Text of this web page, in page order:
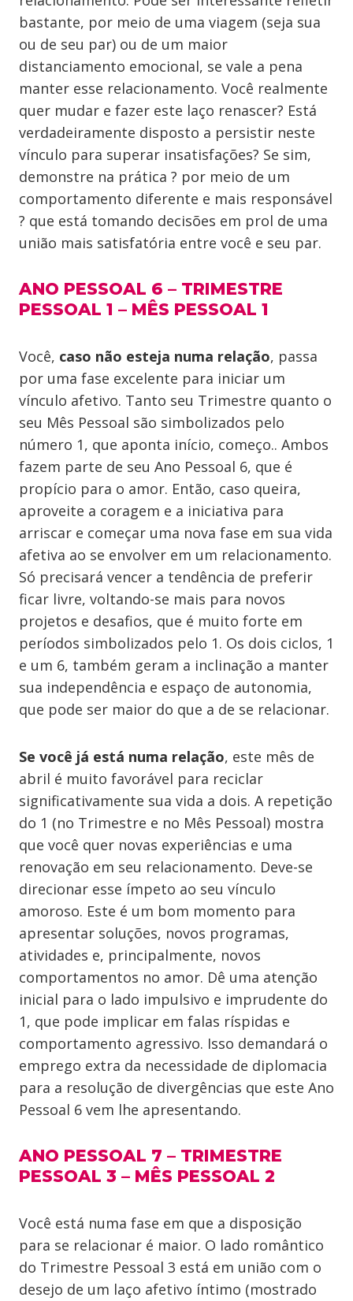
bastante, por meio de uma viagem (seja sua
ou de seu par) ou de um maior
distanciamento emocional, se vale a pena
manter esse relacionamento. Você realmente
quer mudar e fazer este laço renascer? Está
verdadeiramente disposto a persistir neste
vínculo para superar insatisfações? Se sim,
demonstre na prática ? por meio de um
comportamento diferente e mais responsável
? que está tomando decisões em prol de uma
união mais satisfatória entre você e seu par.
ANO PESSOAL 6 – TRIMESTRE
PESSOAL 1 – MÊS PESSOAL 1
Você, caso não esteja numa relação, passa
por uma fase excelente para iniciar um
vínculo afetivo. Tanto seu Trimestre quanto o
seu Mês Pessoal são simbolizados pelo
número 1, que aponta início, começo.. Ambos
fazem parte de seu Ano Pessoal 6, que é
propício para o amor. Então, caso queira,
aproveite a coragem e a iniciativa para
arriscar e começar uma nova fase em sua vida
afetiva ao se envolver em um relacionamento.
Só precisará vencer a tendência de preferir
ficar livre, voltando-se mais para novos
projetos e desafios, que é muito forte em
períodos simbolizados pelo 1. Os dois ciclos, 1
e um 6, também geram a inclinação a manter
sua independência e espaço de autonomia,
que pode ser maior do que a de se relacionar.
Se você já está numa relação, este mês de
abril é muito favorável para reciclar
significativamente sua vida a dois. A repetição
do 1 (no Trimestre e no Mês Pessoal) mostra
que você quer novas experiências e uma
renovação em seu relacionamento. Deve-se
direcionar esse ímpeto ao seu vínculo
amoroso. Este é um bom momento para
apresentar soluções, novos programas,
atividades e, principalmente, novos
comportamentos no amor. Dê uma atenção
inicial para o lado impulsivo e imprudente do
1, que pode implicar em falas ríspidas e
comportamento agressivo. Isso demandará o
emprego extra da necessidade de diplomacia
para a resolução de divergências que este Ano
Pessoal 6 vem lhe apresentando.
ANO PESSOAL 7 – TRIMESTRE
PESSOAL 3 – MÊS PESSOAL 2
Você está numa fase em que a disposição
para se relacionar é maior. O lado romântico
do Trimestre Pessoal 3 está em união com o
desejo de um laço afetivo íntimo (mostrado